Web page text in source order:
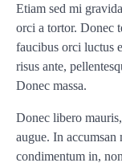
Etiam sed mi
orci a tortor. Donec
faucibus orci luctus
risus ante,
Donec massa.
Donec libero
augue. In accumsan
condimentum in,